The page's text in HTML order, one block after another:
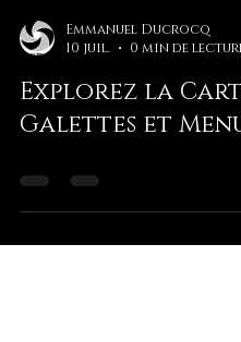
Emmanuel Ducrocq
10 juil.
0 min de
Explorez la
Galettes et